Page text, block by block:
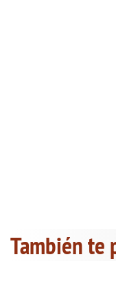
También te